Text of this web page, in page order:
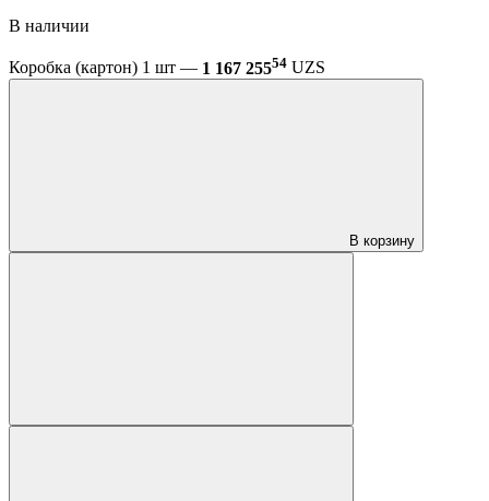
В наличии
Коробка (картон) 1 шт — 1 167 25554 UZS
В корзину